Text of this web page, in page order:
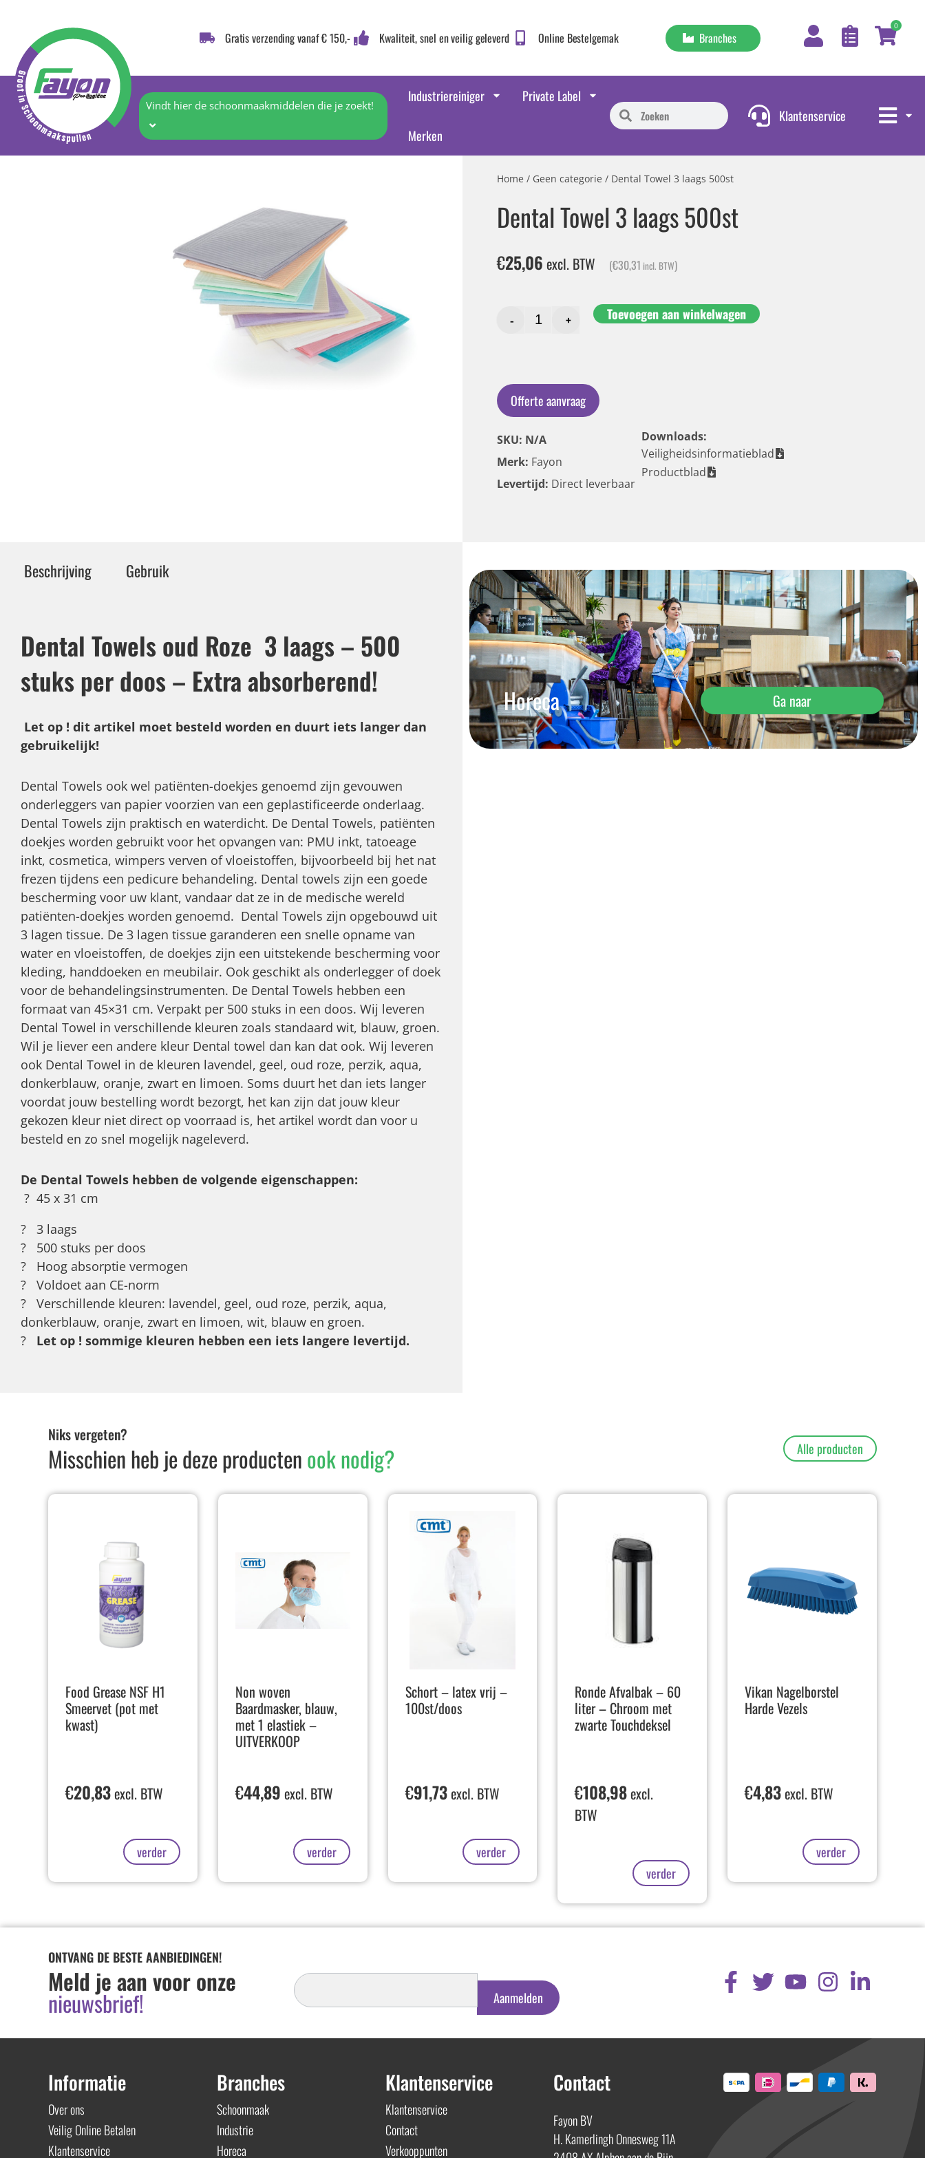
Gratis verzending vanaf € 150,- Kwaliteit, snel en veilig geleverd Online Bestelgemak Branches
0
Vindt hier de schoonmaakmiddelen die je zoekt!
Industriereiniger Private Label
Merken
Klantenservice
Home / Geen categorie / Dental Towel 3 laags 500st
Dental Towel 3 laags 500st
€25,06 excl. BTW (€30,31 incl. BTW)
- + Toevoegen aan winkelwagen
Offerte aanvraag
SKU: N/A
Merk: Fayon
Levertijd: Direct leverbaar
Downloads:
Veiligheidsinformatieblad
Productblad
Beschrijving Gebruik
Dental Towels oud Roze 3 laags – 500
stuks per doos – Extra absorberend!
Let op ! dit artikel moet besteld worden en duurt iets langer dan
gebruikelijk!
Dental Towels ook wel patiënten-doekjes genoemd zijn gevouwen
onderleggers van papier voorzien van een geplastificeerde onderlaag.
Dental Towels zijn praktisch en waterdicht. De Dental Towels, patiënten
doekjes worden gebruikt voor het opvangen van: PMU inkt, tatoeage
inkt, cosmetica, wimpers verven of vloeistoffen, bijvoorbeeld bij het nat
frezen tijdens een pedicure behandeling. Dental towels zijn een goede
bescherming voor uw klant, vandaar dat ze in de medische wereld
patiënten-doekjes worden genoemd. Dental Towels zijn opgebouwd uit
3 lagen tissue. De 3 lagen tissue garanderen een snelle opname van
water en vloeistoffen, de doekjes zijn een uitstekende bescherming voor
kleding, handdoeken en meubilair. Ook geschikt als onderlegger of doek
voor de behandelingsinstrumenten. De Dental Towels hebben een
formaat van 45×31 cm. Verpakt per 500 stuks in een doos. Wij leveren
Dental Towel in verschillende kleuren zoals standaard wit, blauw, groen.
Wil je liever een andere kleur Dental towel dan kan dat ook. Wij leveren
ook Dental Towel in de kleuren lavendel, geel, oud roze, perzik, aqua,
donkerblauw, oranje, zwart en limoen. Soms duurt het dan iets langer
voordat jouw bestelling wordt bezorgt, het kan zijn dat jouw kleur
gekozen kleur niet direct op voorraad is, het artikel wordt dan voor u
besteld en zo snel mogelijk nageleverd.
De Dental Towels hebben de volgende eigenschappen:
? 45 x 31 cm
? 3 laags
? 500 stuks per doos
? Hoog absorptie vermogen
? Voldoet aan CE-norm
? Verschillende kleuren: lavendel, geel, oud roze, perzik, aqua,
donkerblauw, oranje, zwart en limoen, wit, blauw en groen.
? Let op ! sommige kleuren hebben een iets langere levertijd.
Horeca Ga naar
Niks vergeten?
Misschien heb je deze productenook nodig? Alle producten
Food Grease NSF H1
Smeervet (pot met
kwast)
€20,83excl. BTW
verder
Non woven
Baardmasker, blauw,
met 1 elastiek –
UITVERKOOP
€44,89 excl. BTW
verder
Schort – latex vrij –
100st/doos
€91,73excl. BTW
verder
Ronde Afvalbak – 60
liter – Chroom met
zwarte Touchdeksel
€108,98excl.
BTW
verder
Vikan Nagelborstel
Harde Vezels
€4,83excl. BTW
verder
ONTVANG DE BESTE AANBIEDINGEN!
Meld je aan voor onze
nieuwsbrief!
Inschrijven
Nieuwsbrief
Aanmelden
Informatie
Over ons
Veilig Online Betalen
Klantenservice
Branches
Schoonmaak
Industrie
Horeca
Klantenservice
Klantenservice
Contact
Verkooppunten
Contact
Fayon BV
H. Kamerlingh Onnesweg 11A